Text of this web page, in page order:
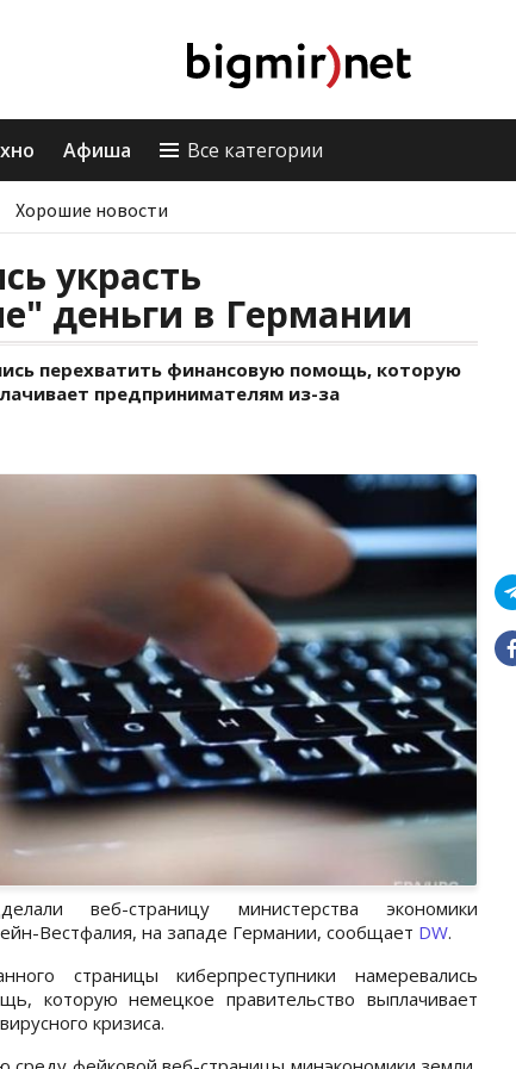
Афиша Все категории
Хорошие новости
украсть
деньги в Германии
перехватить финансовую помощь, которую
предпринимателям из-за
веб-страницу министерства экономики
Вестфалия, на западе Германии, сообщает DW.
страницы киберпреступники намеревались
которую немецкое правительство выплачивает
кризиса.